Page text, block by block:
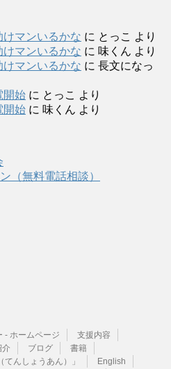
マンいるかな に とっこ より
マンいるかな に 味くん より
マンいるかな に 長文になっ
開始 に とっこ より
開始 に 味くん より
（無料電話相談）
- ホームページ
支援内容
介
ブログ
書籍
んしょうあん）」
English